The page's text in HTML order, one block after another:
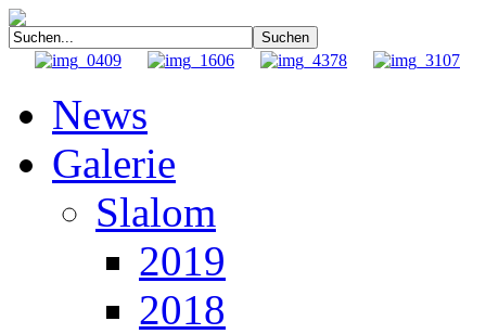
News
Galerie
Slalom
2019
2018